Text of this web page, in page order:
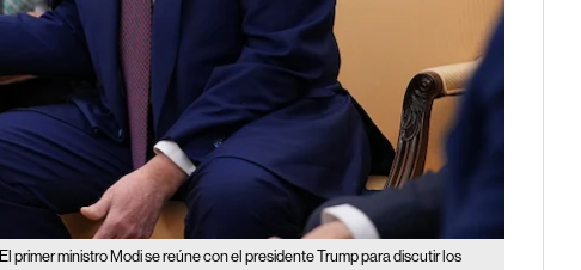
El primer ministro Modi se reúne con el presidente Trump para discutir los